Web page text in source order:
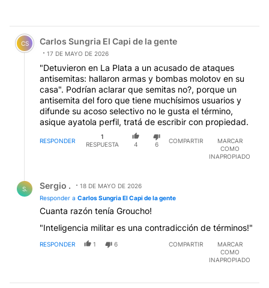
Comentario de Carlos Sungria El Capi de la gente.
CS Carlos Sungria El Capi de la gente
17 DE MAYO DE 2026
"Detuvieron en La Plata a un acusado de ataques
antisemitas: hallaron armas y bombas molotov en su
casa". Podrían aclarar que semitas no?, porque un
antisemita del foro que tiene muchísimos usuarios y
difunde su acoso selectivo no le gusta el término,
asique ayatola perfil, tratá de escribir con propiedad.
RESPONDER
1
RESPUESTA
4 6
COMPARTIR
MARCAR
COMO
INAPROPIADO
S. Sergio .
18 DE MAYO DE 2026
Responder a Carlos Sungria El Capi de la gente
Cuanta razón tenía Groucho!
"Inteligencia militar es una contradicción de términos!"
RESPONDER 1 6 COMPARTIR
MARCAR
COMO
INAPROPIADO